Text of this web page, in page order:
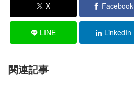
X Facebook
LINE LinkedIn
関連記事